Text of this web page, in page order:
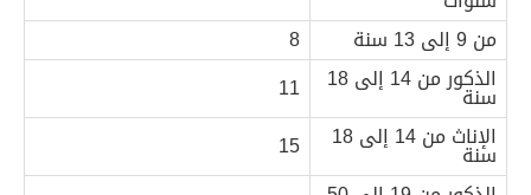
من 9 إلى 13 سنة
8
الذكور من 14 إلى 18
سنة
11
الإناث من 14 إلى 18
سنة
15